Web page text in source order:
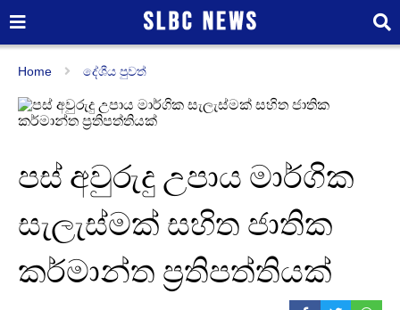
Home දේශීය පුවත්
පස් අවුරුදු උපාය මාර්ගික
සැලැස්මක් සහිත ජාතික
කර්මාන්ත ප්‍රතිපත්තියක්